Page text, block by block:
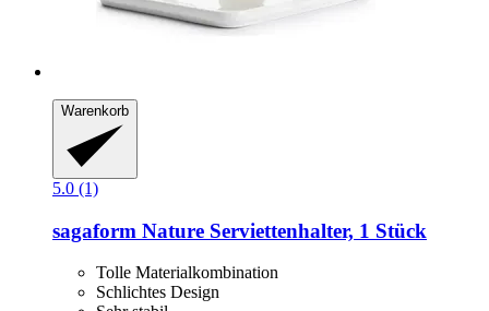
Warenkorb
5.0 (1)
sagaform Nature Serviettenhalter, 1 Stück
Tolle Materialkombination
Schlichtes Design